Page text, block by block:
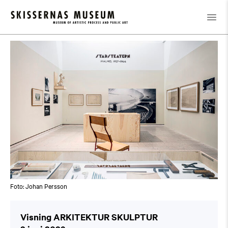
Kalender / Visning ARKITEKTUR SKULPTUR
Foto: Johan Persson
Visning ARKITEKTUR SKULPTUR